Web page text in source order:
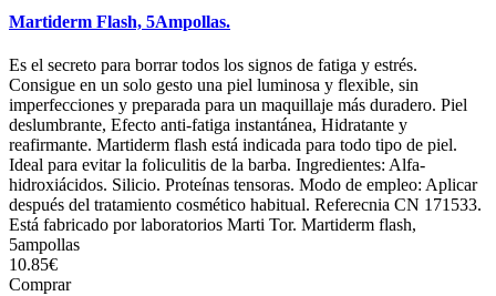
Martiderm Flash, 5Ampollas.
Es el secreto para borrar todos los signos de fatiga y estrés.
Consigue en un solo gesto una piel luminosa y flexible, sin
imperfecciones y preparada para un maquillaje más duradero. Piel
deslumbrante, Efecto anti-fatiga instantánea, Hidratante y
reafirmante. Martiderm flash está indicada para todo tipo de piel.
Ideal para evitar la foliculitis de la barba. Ingredientes: Alfa-
hidroxiácidos. Silicio. Proteínas tensoras. Modo de empleo: Aplicar
después del tratamiento cosmético habitual. Referecnia CN 171533.
Está fabricado por laboratorios Marti Tor. Martiderm flash,
5ampollas
10.85€
Comprar